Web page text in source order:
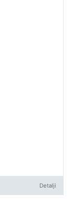
Detalji